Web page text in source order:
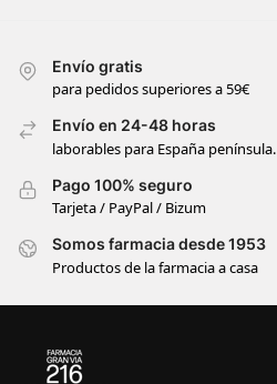
Envío gratis
para pedidos superiores a 59€
Envío en 24-48 horas
laborables para España península.
Pago 100% seguro
Tarjeta / PayPal / Bizum
Somos farmacia desde 1953
Productos de la farmacia a casa